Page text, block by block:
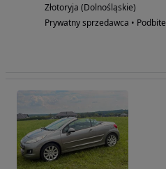
Złotoryja (Dolnośląskie)
Prywatny sprzedawca • Podbite